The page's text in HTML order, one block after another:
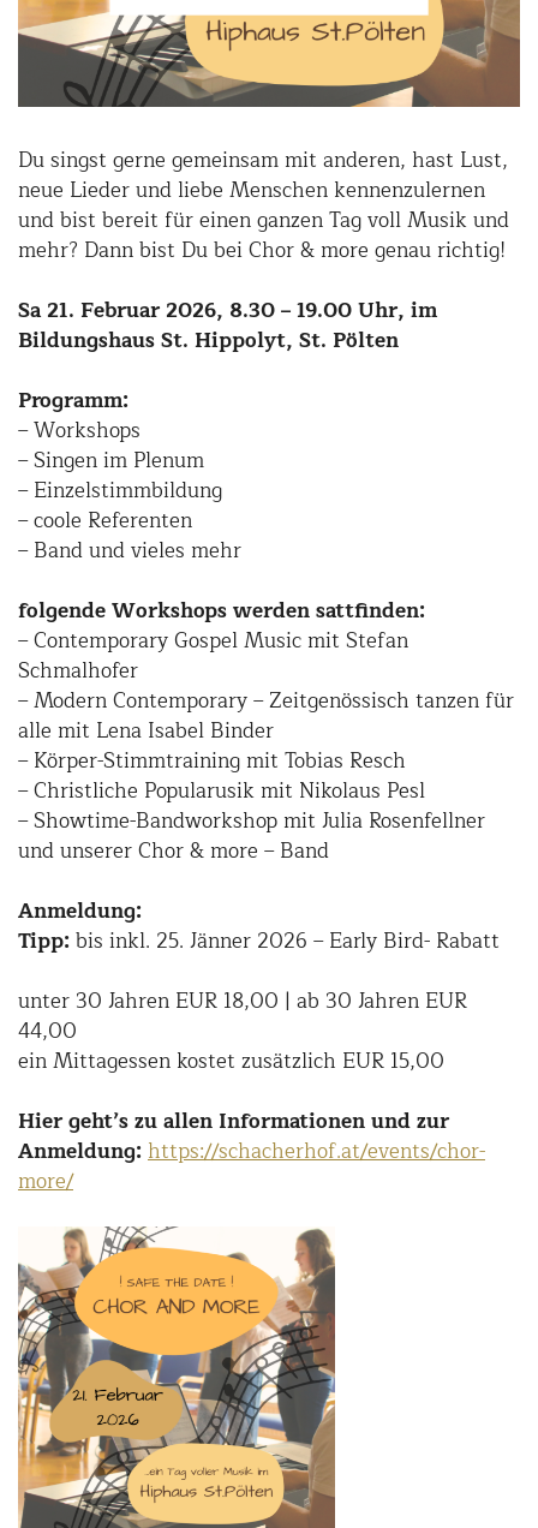
Du singst gerne gemeinsam mit anderen, hast Lust,
neue Lieder und liebe Menschen kennenzulernen
und bist bereit für einen ganzen Tag voll Musik und
mehr? Dann bist Du bei Chor & more genau richtig!
Sa 21. Februar 2026, 8.30 – 19.00 Uhr, im
Bildungshaus St. Hippolyt, St. Pölten
Programm:
– Workshops
– Singen im Plenum
– Einzelstimmbildung
– coole Referenten
– Band und vieles mehr
folgende Workshops werden sattfinden:
– Contemporary Gospel Music mit Stefan
Schmalhofer
– Modern Contemporary – Zeitgenössisch tanzen für
alle mit Lena Isabel Binder
– Körper-Stimmtraining mit Tobias Resch
– Christliche Popularusik mit Nikolaus Pesl
– Showtime-Bandworkshop mit Julia Rosenfellner
und unserer Chor & more – Band
Anmeldung:
Tipp:bis inkl. 25. Jänner 2026 – Early Bird- Rabatt
unter 30 Jahren EUR 18,00 | ab 30 Jahren EUR
44,00
ein Mittagessen kostet zusätzlich EUR 15,00
Hier geht’s zu allen Informationen und zur
Anmeldung:https://schacherhof.at/events/chor-
more/